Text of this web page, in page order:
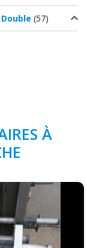
(57)
À